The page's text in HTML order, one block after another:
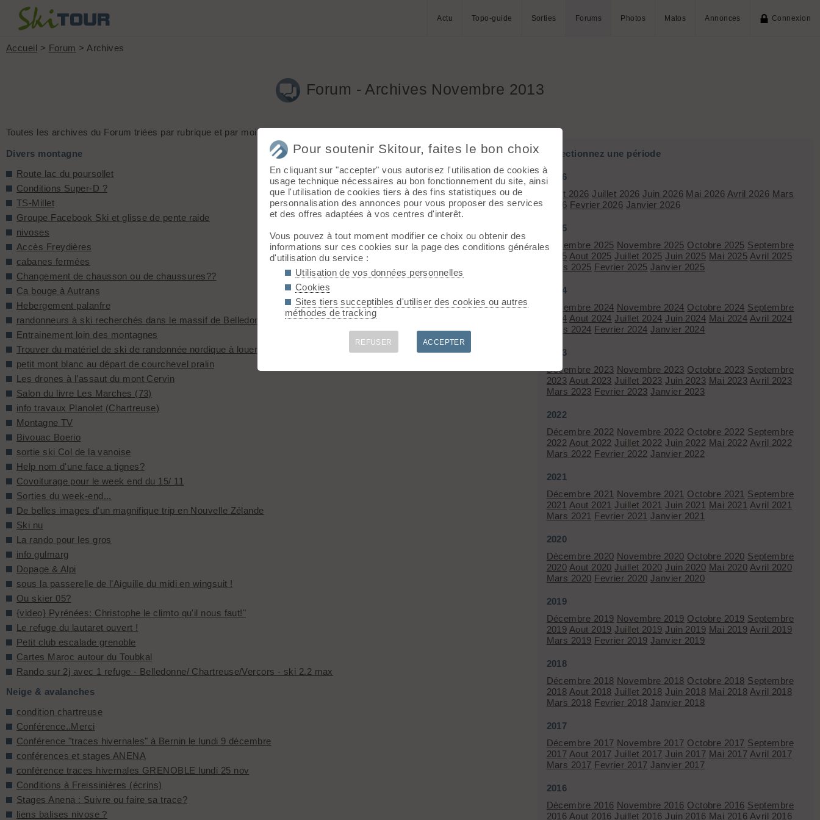
Actu Topo-guide Sorties Forums Photos Matos Annonces Connexion
Accueil > Forum > Archives
Forum - Archives Novembre 2013
Toutes les archives du Forum triées par rubrique et par mois.
Divers montagne
Route lac du poursollet
Conditions Super-D ?
TS-Millet
Groupe Facebook Ski et glisse de pente raide
nivoses
Accès Freydières
cabanes fermées
Changement de chausson ou de chaussures??
Ca bouge à Autrans
Hebergement palanfre
randonneurs à ski recherchés dans le massif de Belledonne
Entrainement loin des montagnes
Trouver du matériel de ski de randonnée nordique à louer
petit mont blanc au départ de courchevel pralin
Les drones à l’assaut du mont Cervin
Salon du livre Les Marches (73)
info travaux Planolet (Chartreuse)
Montagne TV
Bivouac Boerio
sortie ski Col de la vanoise
Help nom d'une face a tignes?
Covoiturage pour le week end du 15/ 11
Sorties du week-end...
De belles images d'un magnifique trip en Nouvelle Zélande
Ski nu
La rando pour les gros
info gulmarg
Dopage & Alpi
sous la passerelle de l’Aiguille du midi en wingsuit !
Ou skier 05?
{video} Pyrénées: Christophe le climto qu'il nous faut!"
Le refuge du lautaret ouvert !
Petit club escalade grenoble
Cartes Maroc autour du Toubkal
Rando sur 2j avec 1 refuge - Belledonne/ Chartreuse/Vercors - ski 2.2 max
Neige & avalanches
condition chartreuse
Conférence..Merci
Conférence "traces hivernales" à Bernin le lundi 9 décembre
conférences et stages ANENA
conférence traces hivernales GRENOBLE lundi 25 nov
Conditions à Freissinières (écrins)
Stages Anena : Suivre ou faire sa trace?
liens balises nivose ?
Sélectionnez une période
2026
Aout 2026 Juillet 2026 Juin 2026 Mai 2026 Avril 2026 Mars
2026 Fevrier 2026 Janvier 2026
2025
Décembre 2025 Novembre 2025 Octobre 2025 Septembre
2025 Aout 2025 Juillet 2025 Juin 2025 Mai 2025 Avril 2025
Mars 2025 Fevrier 2025 Janvier 2025
2024
Décembre 2024 Novembre 2024 Octobre 2024 Septembre
2024 Aout 2024 Juillet 2024 Juin 2024 Mai 2024 Avril 2024
Mars 2024 Fevrier 2024 Janvier 2024
2023
Décembre 2023 Novembre 2023 Octobre 2023 Septembre
2023 Aout 2023 Juillet 2023 Juin 2023 Mai 2023 Avril 2023
Mars 2023 Fevrier 2023 Janvier 2023
2022
Décembre 2022 Novembre 2022 Octobre 2022 Septembre
2022 Aout 2022 Juillet 2022 Juin 2022 Mai 2022 Avril 2022
Mars 2022 Fevrier 2022 Janvier 2022
2021
Décembre 2021 Novembre 2021 Octobre 2021 Septembre
2021 Aout 2021 Juillet 2021 Juin 2021 Mai 2021 Avril 2021
Mars 2021 Fevrier 2021 Janvier 2021
2020
Décembre 2020 Novembre 2020 Octobre 2020 Septembre
2020 Aout 2020 Juillet 2020 Juin 2020 Mai 2020 Avril 2020
Mars 2020 Fevrier 2020 Janvier 2020
2019
Décembre 2019 Novembre 2019 Octobre 2019 Septembre
2019 Aout 2019 Juillet 2019 Juin 2019 Mai 2019 Avril 2019
Mars 2019 Fevrier 2019 Janvier 2019
2018
Décembre 2018 Novembre 2018 Octobre 2018 Septembre
2018 Aout 2018 Juillet 2018 Juin 2018 Mai 2018 Avril 2018
Mars 2018 Fevrier 2018 Janvier 2018
2017
Décembre 2017 Novembre 2017 Octobre 2017 Septembre
2017 Aout 2017 Juillet 2017 Juin 2017 Mai 2017 Avril 2017
Mars 2017 Fevrier 2017 Janvier 2017
2016
Décembre 2016 Novembre 2016 Octobre 2016 Septembre
2016 Aout 2016 Juillet 2016 Juin 2016 Mai 2016 Avril 2016
Pour soutenir Skitour, faites le bon choix
En cliquant sur "accepter" vous autorisez l'utilisation de cookies à
usage technique nécessaires au bon fonctionnement du site, ainsi
que l'utilisation de cookies tiers à des fins statistiques ou de
personnalisation des annonces pour vous proposer des services
et des offres adaptées à vos centres d'interêt.
Vous pouvez à tout moment modifier ce choix ou obtenir des
informations sur ces cookies sur la page des conditions générales
d'utilisation du service :
Utilisation de vos données personnelles
Cookies
Sites tiers succeptibles d'utiliser des cookies ou autres
méthodes de tracking
REFUSER ACCEPTER